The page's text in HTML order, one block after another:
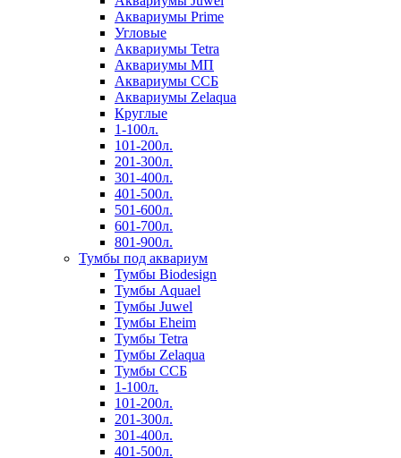
Аквариумы Prime
Угловые
Аквариумы Tetra
Аквариумы МП
Аквариумы ССБ
Аквариумы Zelaqua
Круглые
1-100л.
101-200л.
201-300л.
301-400л.
401-500л.
501-600л.
601-700л.
801-900л.
Тумбы под аквариум
Тумбы Biodesign
Тумбы Aquael
Тумбы Juwel
Тумбы Eheim
Тумбы Tetra
Тумбы Zelaqua
Тумбы ССБ
1-100л.
101-200л.
201-300л.
301-400л.
401-500л.